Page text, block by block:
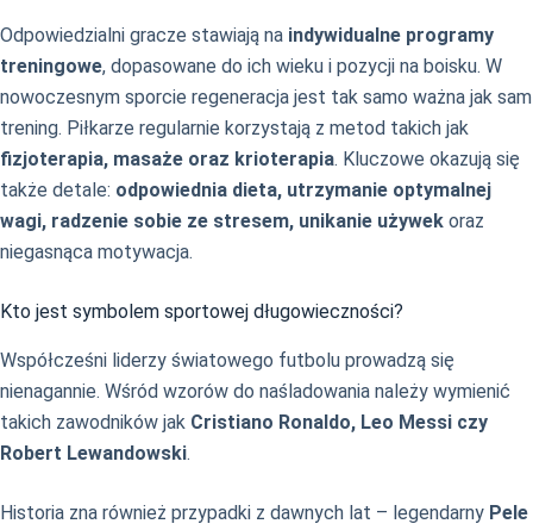
Odpowiedzialni gracze stawiają na indywidualne programy
treningowe, dopasowane do ich wieku i pozycji na boisku. W
nowoczesnym sporcie regeneracja jest tak samo ważna jak sam
trening. Piłkarze regularnie korzystają z metod takich jak
fizjoterapia, masaże oraz krioterapia. Kluczowe okazują się
także detale: odpowiednia dieta, utrzymanie optymalnej
wagi, radzenie sobie ze stresem, unikanie używek oraz
niegasnąca motywacja.
Kto jest symbolem sportowej długowieczności?
Współcześni liderzy światowego futbolu prowadzą się
nienagannie. Wśród wzorów do naśladowania należy wymienić
takich zawodników jak Cristiano Ronaldo, Leo Messi czy
Robert Lewandowski.
Historia zna również przypadki z dawnych lat – legendarny Pele